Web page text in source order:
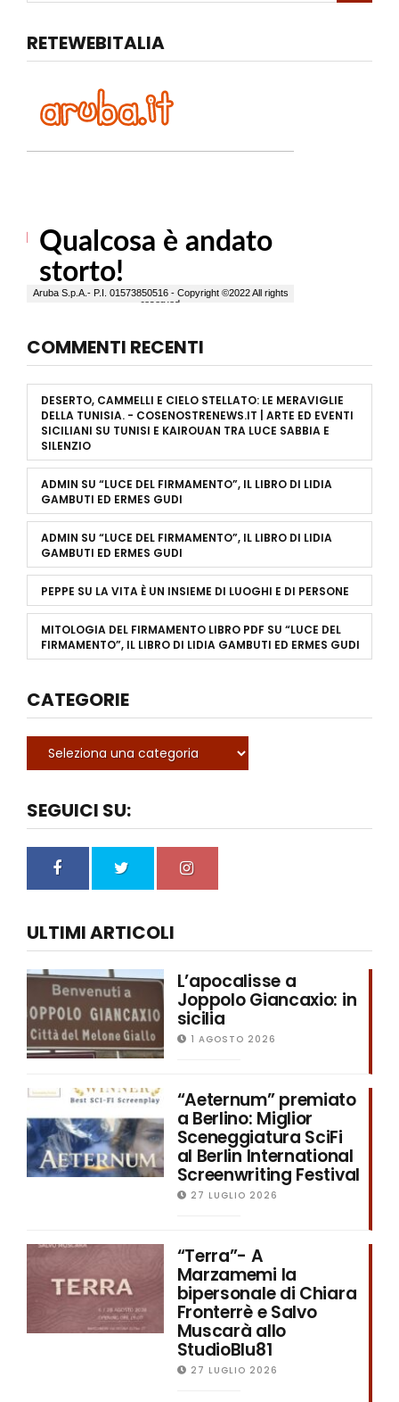
RETEWEBITALIA
COMMENTI RECENTI
DESERTO, CAMMELLI E CIELO STELLATO: LE MERAVIGLIE
DELLA TUNISIA. - COSENOSTRENEWS.IT | ARTE ED EVENTI
SICILIANI SU TUNISI E KAIROUAN TRA LUCE SABBIA E
SILENZIO
ADMIN SU “LUCE DEL FIRMAMENTO”, IL LIBRO DI LIDIA
GAMBUTI ED ERMES GUDI
ADMIN SU “LUCE DEL FIRMAMENTO”, IL LIBRO DI LIDIA
GAMBUTI ED ERMES GUDI
PEPPE SU LA VITA È UN INSIEME DI LUOGHI E DI PERSONE
MITOLOGIA DEL FIRMAMENTO LIBRO PDF SU “LUCE DEL
FIRMAMENTO”, IL LIBRO DI LIDIA GAMBUTI ED ERMES GUDI
CATEGORIE
SEGUICI SU:
ULTIMI ARTICOLI
L’apocalisse a
Joppolo Giancaxio: in
sicilia
1 AGOSTO 2026
“Aeternum” premiato
a Berlino: Miglior
Sceneggiatura SciFi
al Berlin International
Screenwriting Festival
27 LUGLIO 2026
“Terra”- A
Marzamemi la
bipersonale di Chiara
Fronterrè e Salvo
Muscarà allo
StudioBlu81
27 LUGLIO 2026